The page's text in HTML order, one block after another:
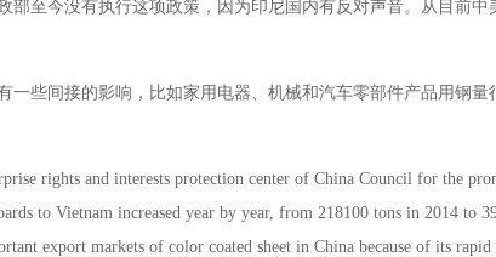
部至今没有执行这项政策，因为印尼国内有反对声音。从目前
一些间接的影响，比如家用电器、机械和汽车零部件产品用钢
rights and interests protection center of China Council for the
to Vietnam increased year by year, from 218100 tons in 2014 to
export markets of color coated sheet in China because of its